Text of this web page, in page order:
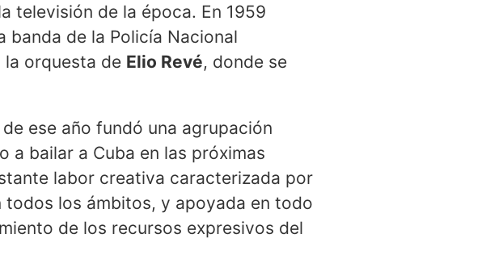
televisión de la época. En 1959
banda de la Policía Nacional
la orquesta de Elio Revé, donde se
ese año fundó una agrupación
a bailar a Cuba en las próximas
labor creativa caracterizada por
los ámbitos, y apoyada en todo
de los recursos expresivos del